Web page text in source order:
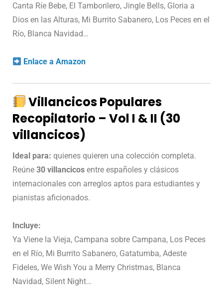
Canta Ríe Bebe, El Tamborilero, Jingle Bells, Gloria a
Dios en las Alturas, Mi Burrito Sabanero, Los Peces en el
Río, Blanca Navidad…
Enlace a Amazon
Villancicos Populares
Recopilatorio – Vol I & II (30
villancicos)
Ideal para: quienes quieren una colección completa.
Reúne 30 villancicos entre españoles y clásicos
internacionales con arreglos aptos para estudiantes y
pianistas aficionados.
Incluye:
Ya Viene la Vieja, Campana sobre Campana, Los Peces
en el Río, Mi Burrito Sabanero, Gatatumba, Adeste
Fideles, We Wish You a Merry Christmas, Blanca
Navidad, Silent Night…